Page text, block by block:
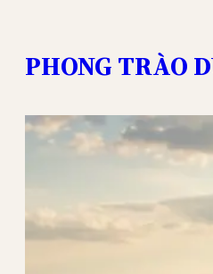
content
PHONG TRÀO